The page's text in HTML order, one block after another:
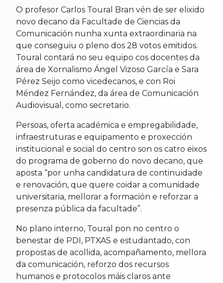
O profesor Carlos Toural Bran vén de ser elixido
novo decano da Facultade de Ciencias da
Comunicación nunha xunta extraordinaria na
que conseguiu o pleno dos 28 votos emitidos.
Toural contará no seu equipo cos docentes da
área de Xornalismo Ángel Vizoso García e Sara
Pérez Seijo como vicedecanos, e con Roi
Méndez Fernández, da área de Comunicación
Audiovisual, como secretario.
Persoas, oferta académica e empregabilidade,
infraestruturas e equipamento e proxección
institucional e social do centro son os catro eixos
do programa de goberno do novo decano, que
aposta “por unha candidatura de continuidade
e renovación, que quere coidar a comunidade
universitaria, mellorar a formación e reforzar a
presenza pública da facultade”.
No plano interno, Toural pon no centro o
benestar de PDI, PTXAS e estudantado, con
propostas de acollida, acompañamento, mellora
da comunicación, reforzo dos recursos
humanos e protocolos máis claros ante